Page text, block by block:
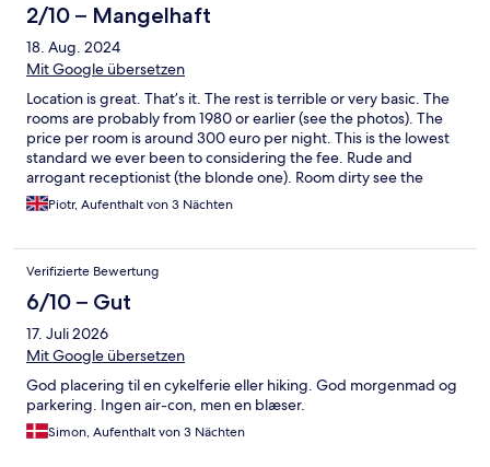
2/10 – Mangelhaft
18. Aug. 2024
Mit Google übersetzen
Location is great. That’s it. The rest is terrible or very basic. The
rooms are probably from 1980 or earlier (see the photos). The
price per room is around 300 euro per night. This is the lowest
standard we ever been to considering the fee. Rude and
arrogant receptionist (the blonde one). Room dirty see the
photos. I would rather sleep in a car than stay in this room.
Piotr, Aufenthalt von 3 Nächten
Verifizierte Bewertung
6/10 – Gut
17. Juli 2026
Mit Google übersetzen
God placering til en cykelferie eller hiking. God morgenmad og
parkering. Ingen air-con, men en blæser.
Simon, Aufenthalt von 3 Nächten